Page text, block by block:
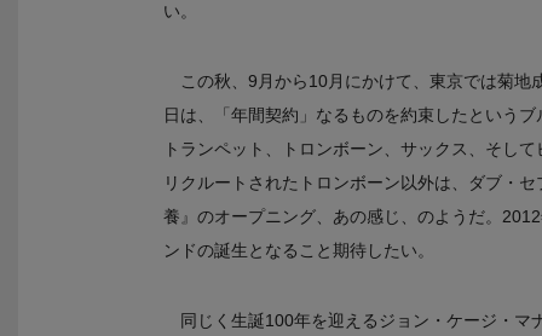
い。
この秋、9月から10月にかけて、東京では菊
日は、「年間契約」なるものを約束したという
トランペット、トロンボーン、サックス、そし
リクルートされたトロンボーン以外は、ダブ・
養』のオープニング、あの感じ、のようだ。
ンドの誕生となること期待したい。
同じく生誕100年を迎えるジョン・ケージ・